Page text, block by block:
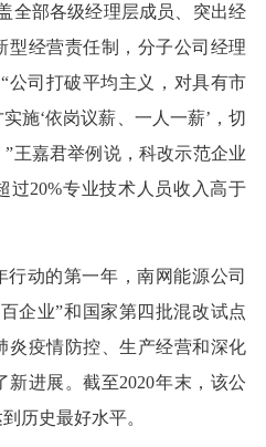
全部各级经理层成员、突出经
型经营责任制，分子公司经理
公司打破平均主义，对具有市
施‘依岗议薪、一人一薪’，切
王嘉君举例说，科改示范企业
过20%专业技术人员收入高于
行动的第一年，南网能源公司
企业”和国家第四批混改试点
炎疫情防控、生产经营和深化
进展。截至2020年末，该公
历史最好水平。